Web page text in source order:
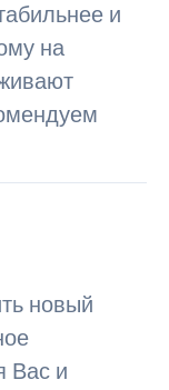
и
на
новый
Вас и